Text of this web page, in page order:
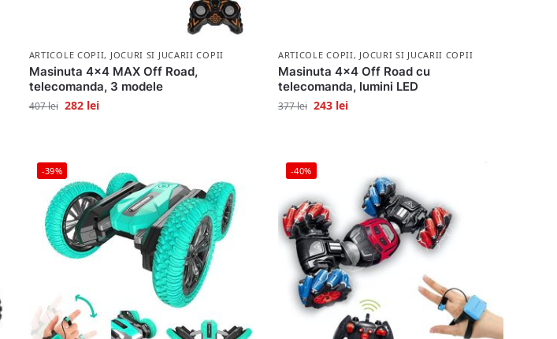
ARTICOLE COPII, JOCURI SI JUCARII COPII
Masinuta 4×4 MAX Off Road,
telecomanda, 3 modele
407lei 282 lei
ARTICOLE COPII, JOCURI SI JUCARII COPII
Masinuta 4×4 Off Road cu
telecomanda, lumini LED
377lei 243 lei
-39% -40%